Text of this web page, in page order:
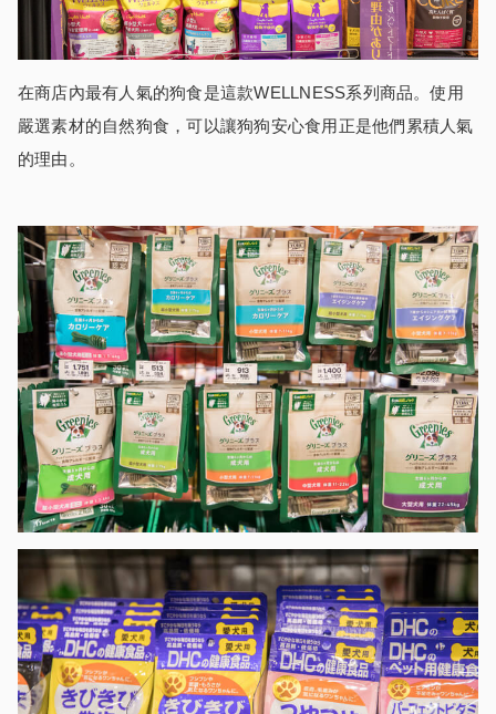
在商店內最有人氣的狗食是這款WELLNESS系列商品。使用
嚴選素材的自然狗食，可以讓狗狗安心食用正是他們累積人氣
的理由。